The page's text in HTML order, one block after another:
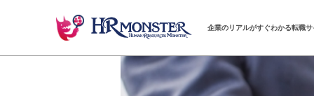
企業のリアルがすぐわかる転職